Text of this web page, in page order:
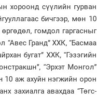
хороонд сүүлийн гурван
бичгээр, мөн 10
гомдол гаргасныг
“Авес Гранд” ХХК, “Басмаа
бугат” ХХК, “Гэзэгийн
“Эрхэт Монгол”
10 аж ахуйн нэгжийн орон
захиалга авахдаа “Төгс-